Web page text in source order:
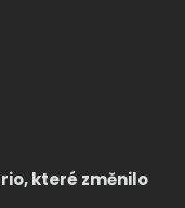
které změnilo